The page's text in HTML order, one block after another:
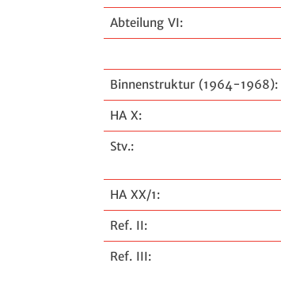
Abteilung VI:
Binnenstruktur (1964-1968):
HA X:
Stv.:
HA XX/1:
Ref. II:
Ref. III: